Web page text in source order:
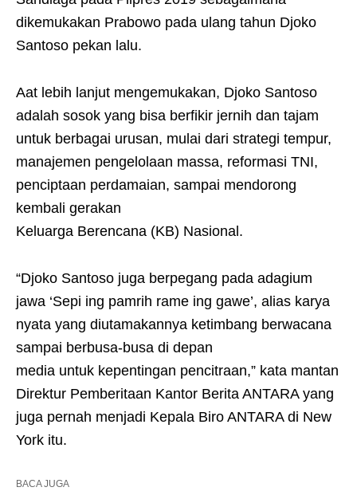
dikemukakan Prabowo pada ulang tahun Djoko
Santoso pekan lalu.
Aat lebih lanjut mengemukakan, Djoko Santoso
adalah sosok yang bisa berfikir jernih dan tajam
untuk berbagai urusan, mulai dari strategi tempur,
manajemen pengelolaan massa, reformasi TNI,
penciptaan perdamaian, sampai mendorong
kembali gerakan
Keluarga Berencana (KB) Nasional.
“Djoko Santoso juga berpegang pada adagium
jawa ‘Sepi ing pamrih rame ing gawe’, alias karya
nyata yang diutamakannya ketimbang berwacana
sampai berbusa-busa di depan
media untuk kepentingan pencitraan,” kata mantan
Direktur Pemberitaan Kantor Berita ANTARA yang
juga pernah menjadi Kepala Biro ANTARA di New
York itu.
BACA JUGA